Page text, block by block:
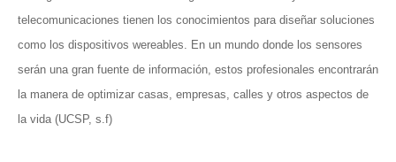
telecomunicaciones tienen los conocimientos para diseñar soluciones
como los dispositivos wereables. En un mundo donde los sensores
serán una gran fuente de información, estos profesionales encontrarán
la manera de optimizar casas, empresas, calles y otros aspectos de
la vida (UCSP, s.f)